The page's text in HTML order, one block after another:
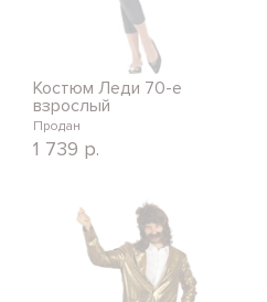
Костюм Леди 70-е
взрослый
Продан
1 739 р.